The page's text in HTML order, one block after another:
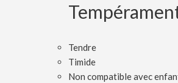
Tendre
Timide
Non compatible avec